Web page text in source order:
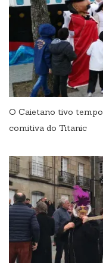
O Caietano tivo
comitiva do Titanic